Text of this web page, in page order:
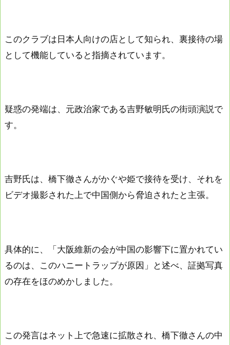
このクラブは日本人向けの店として知られ、裏接待の場
として機能していると指摘されています。
疑惑の発端は、元政治家である吉野敏明氏の街頭演説で
す。
吉野氏は、橋下徹さんがかぐや姫で接待を受け、それを
ビデオ撮影された上で中国側から脅迫されたと主張。
具体的に、「大阪維新の会が中国の影響下に置かれてい
るのは、このハニートラップが原因」と述べ、証拠写真
の存在をほのめかしました。
この発言はネット上で急速に拡散され、橋下徹さんの中